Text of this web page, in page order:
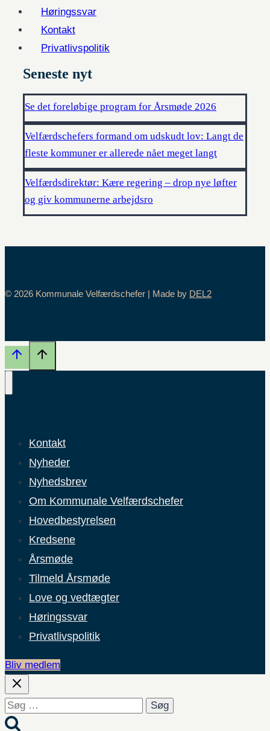
Høringssvar
Kontakt
Privatlivspolitik
Seneste nyt
Se det foreløbige program for Årsmøde 2026
Velfærdschefers formand om udskudt lov: Langt de
fleste kommuner er allerede nået meget langt
Velfærdsdirektør: Kære regering – drop nye løfter
og giv kommunerne arbejdsro
© 2026 Kommunale Velfærdschefer | Made by DEL2
Kontakt
Nyheder
Nyhedsbrev
Om Kommunale Velfærdschefer
Hovedbestyrelsen
Kredsene
Årsmøde
Tilmeld Årsmøde
Love og vedtægter
Høringssvar
Privatlivspolitik
Bliv medlem
Søg
efter: